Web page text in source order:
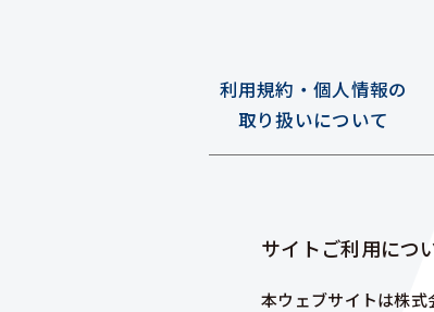
利用規約・個人情報の
取り扱いについて
サイトご利用につ
本ウェブサイトは株式